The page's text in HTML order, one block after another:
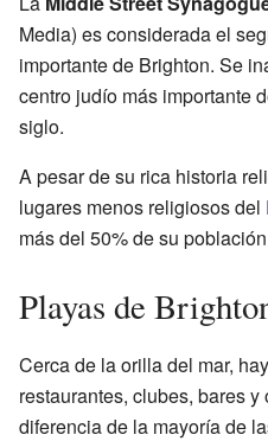
Media) es considerada el
importante de Brighton. Se
centro judío más importante
siglo.
A pesar de su rica historia
lugares menos religiosos del
más del 50% de su
Playas de
Cerca de la orilla del mar,
restaurantes, clubes, bares
diferencia de la mayoría de